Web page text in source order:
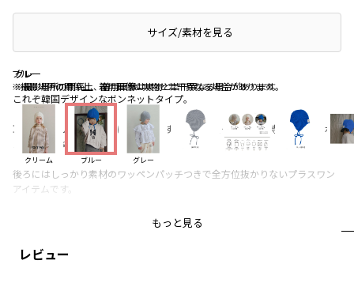
ブルー
※撮影場所の関係上、着用画像は実物と若干異なる場合があります。
グレー
※撮影場所の関係上、着用画像は実物と若干異なる場合があります。
グレー
クリーム ブルー グレー
レビュー
サイズ/素材を見る
これぞ韓国デザインなボンネットタイプ。
耳まで暖かいので寒い日に重宝します。より可愛く見せたい時には顎下リボ
ンがおすすめ。
後ろにはしっかり素材のワッペンパッチつきで全方位抜かりないプラスワン
アイテムです。
色んなテイストでお楽しみください◎
ブランド
もっと見る